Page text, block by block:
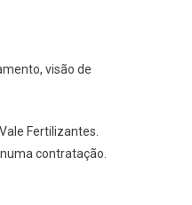
visão de
Fertilizantes.
contratação.